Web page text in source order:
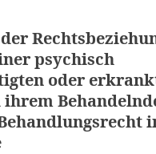
psychisch
oder